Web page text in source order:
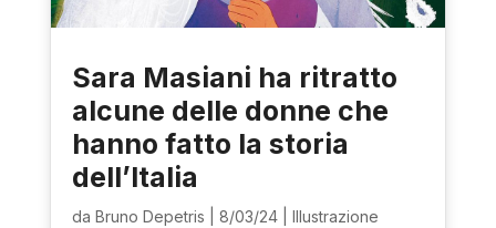
Sara Masiani ha ritratto
alcune delle donne che
hanno fatto la storia
dell’Italia
da Bruno Depetris 8/03/24| Illustrazione